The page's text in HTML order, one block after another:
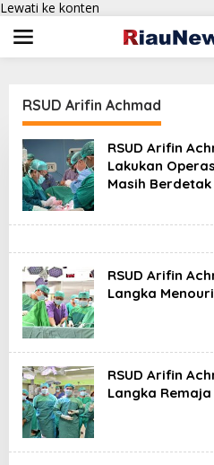
Lewati ke konten
RSUD Arifin Achmad
RSUD Arifin
Lakukan
Masih Berdetak
RSUD Arifin
Langka
RSUD Arifin
Langka